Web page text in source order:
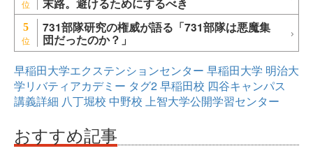
末路。避けるためにするべき
5 731部隊研究の権威が語る「731部隊は悪魔集
団だったのか？」
早稲田大学エクステンションセンター 早稲田大学 明治大
学リバティアカデミー タグ2早稲田校 四谷キャンパス
講義詳細 八丁堀校 中野校 上智大学公開学習センター
おすすめ記事